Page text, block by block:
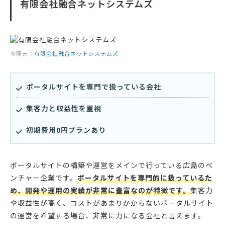
有限会社融合ネットシステムズ
参照元： 有限会社融合ネットシステムズ
ポータルサイトを専門で扱っている会社
集客力と収益性を重視
初期費用0円プランあり
ポータルサイトの構築や運営をメインで行っている広島のベ
ンチャー企業です。 ポータルサイトを専門的に扱っているた
め、開発や運用の実績が非常に豊富なのが特徴です。集客力
や収益性が高く、コストがあまりかからないポータルサイト
の運営を希望する場合、非常に力になる会社と言えます。